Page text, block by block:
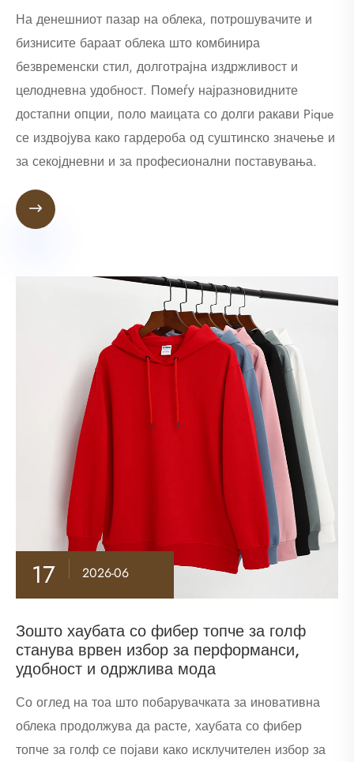
На денешниот пазар на облека, потрошувачите и
бизнисите бараат облека што комбинира
безвременски стил, долготрајна издржливост и
целодневна удобност. Помеѓу најразновидните
достапни опции, поло маицата со долги ракави Pique
се издвојува како гардероба од суштинско значење и
за секојдневни и за професионални поставувања.

17 2026-06
Зошто хаубата со фибер топче за голф
станува врвен избор за перформанси,
удобност и одржлива мода
Со оглед на тоа што побарувачката за иновативна
облека продолжува да расте, хаубата со фибер
топче за голф се појави како исклучителен избор за